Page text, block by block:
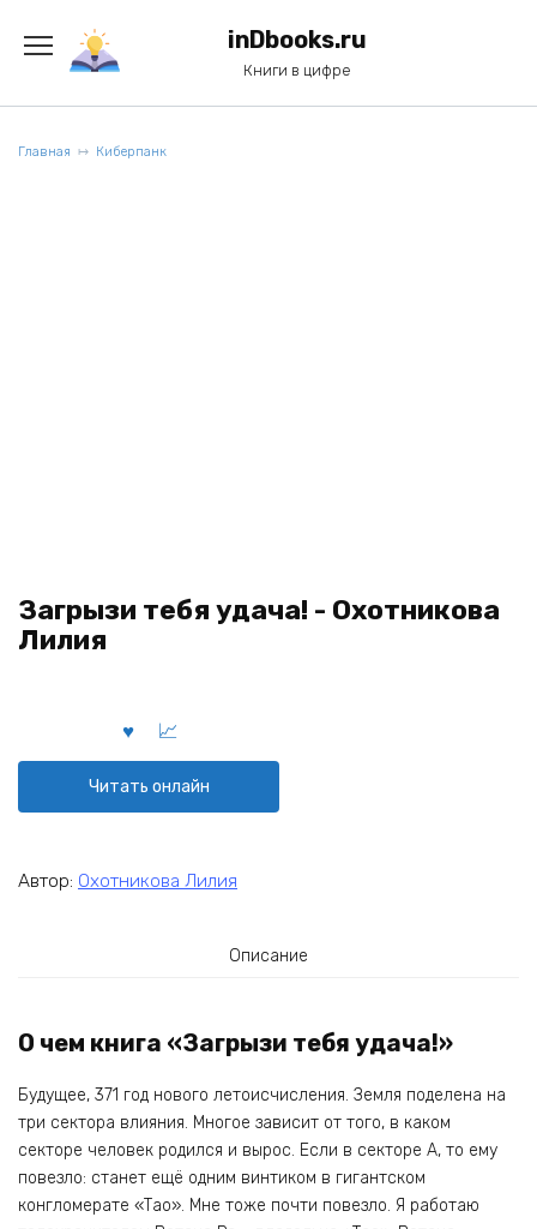
содержанию
inDbooks.ru
Книги в цифре
Главная Киберпанк
Загрызи тебя удача! - Охотникова
Лилия
Читать онлайн
Автор: Охотникова Лилия
Описание
О чем книга «Загрызи тебя удача!»
Будущее, 371 год нового летоисчисления. Земля поделена на
три сектора влияния. Многое зависит от того, в каком
секторе человек родился и вырос. Если в секторе А, то ему
повезло: станет ещё одним винтиком в гигантском
конгломерате «Тао». Мне тоже почти повезло. Я работаю